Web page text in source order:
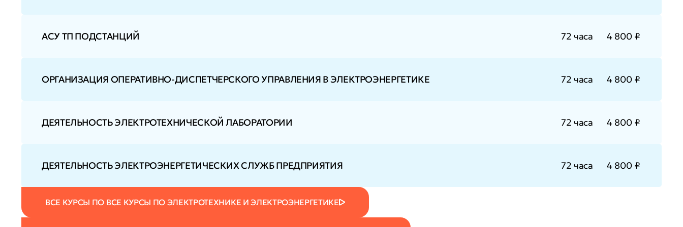
АСУ ТП ПОДСТАНЦИЙ 72 часа 4 800 ₽
ОРГАНИЗАЦИЯ ОПЕРАТИВНО-ДИСПЕТЧЕРСКОГО УПРАВЛЕНИЯ В ЭЛЕКТРОЭНЕРГЕТИКЕ 72 часа 4 800 ₽
ДЕЯТЕЛЬНОСТЬ ЭЛЕКТРОТЕХНИЧЕСКОЙ ЛАБОРАТОРИИ 72 часа 4 800 ₽
ДЕЯТЕЛЬНОСТЬ ЭЛЕКТРОЭНЕРГЕТИЧЕСКИХ СЛУЖБ ПРЕДПРИЯТИЯ 72 часа 4 800 ₽
ВСЕ КУРСЫ ПО ВСЕ КУРСЫ ПО ЭЛЕКТРОТЕХНИКЕ И ЭЛЕКТРОЭНЕРГЕТИКЕ